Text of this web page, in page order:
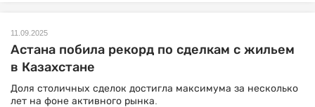
11.09.2025
Астана побила рекорд по сделкам с жильем
в Казахстане
Доля столичных сделок достигла максимума за несколько
лет на фоне активного рынка.